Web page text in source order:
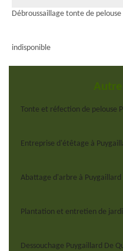
Débroussaillage tonte de
indisponible
Tonte et réfection de pelouse
Entreprise d'étêtage à
Abattage d'arbre à Puygaillard
Plantation et entretien de
Dessouchage Puygaillard De